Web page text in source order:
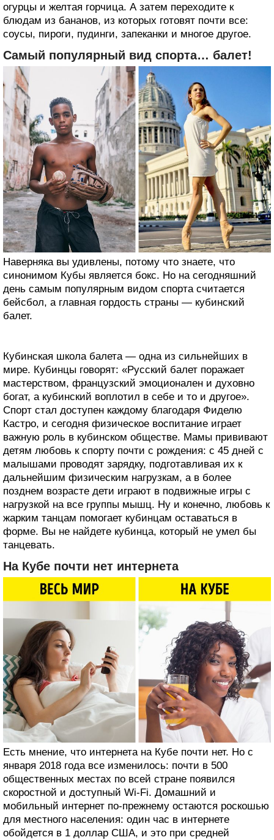
огурцы и желтая горчица. А затем переходите к
блюдам из бананов, из которых готовят почти все:
соусы, пироги, пудинги, запеканки и многое другое.
Самый популярный вид спорта… балет!
Наверняка вы удивлены, потому что знаете, что
синонимом Кубы является бокс. Но на сегодняшний
день самым популярным видом спорта считается
бейсбол, а главная гордость страны — кубинский
балет.
Кубинская школа балета — одна из сильнейших в
мире. Кубинцы говорят: «Русский балет поражает
мастерством, французский эмоционален и духовно
богат, а кубинский воплотил в себе и то и другое».
Спорт стал доступен каждому благодаря Фиделю
Кастро, и сегодня физическое воспитание играет
важную роль в кубинском обществе. Мамы прививают
детям любовь к спорту почти с рождения: с 45 дней с
малышами проводят зарядку, подготавливая их к
дальнейшим физическим нагрузкам, а в более
позднем возрасте дети играют в подвижные игры с
нагрузкой на все группы мышц. Ну и конечно, любовь к
жарким танцам помогает кубинцам оставаться в
форме. Вы не найдете кубинца, который не умел бы
танцевать.
На Кубе почти нет интернета
Есть мнение, что интернета на Кубе почти нет. Но с
января 2018 года все изменилось: почти в 500
общественных местах по всей стране появился
скоростной и доступный Wi-Fi. Домашний и
мобильный интернет по-прежнему остаются роскошью
для местного населения: один час в интернете
обойдется в 1 доллар США, и это при средней